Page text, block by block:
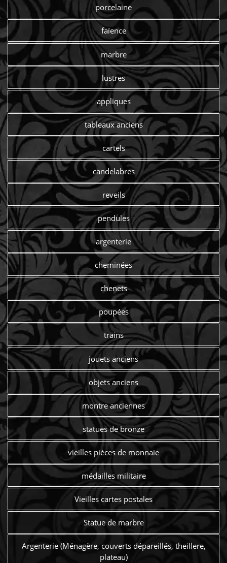
porcelaine
faïence
marbre
lustres
appliques
tableaux anciens
cartels
candelabres
reveils
pendules
argenterie
cheminées
chenets
poupées
trains
jouets anciens
objets anciens
montre anciennes
statues de bronze
vieilles pièces de monnaie
médailles militaire
Vieilles cartes postales
Statue de marbre
Argenterie (Ménagère, couverts dépareillés, theillere,
plateau)